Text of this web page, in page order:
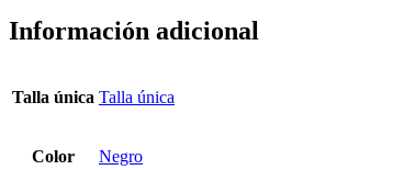
Información adicional
Talla única Talla única
Color Negro